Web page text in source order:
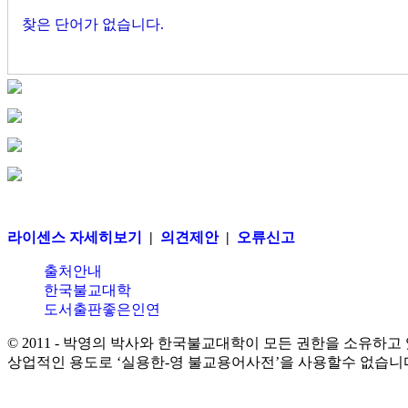
찾은 단어가 없습니다.
라이센스 자세히보기 | 의견제안| 오류신고
출처안내
한국불교대학
도서출판좋은인연
© 2011 - 박영의 박사와 한국불교대학이 모든 권한을 소유하고
상업적인 용도로 ‘실용한-영 불교용어사전’을 사용할수 없습니